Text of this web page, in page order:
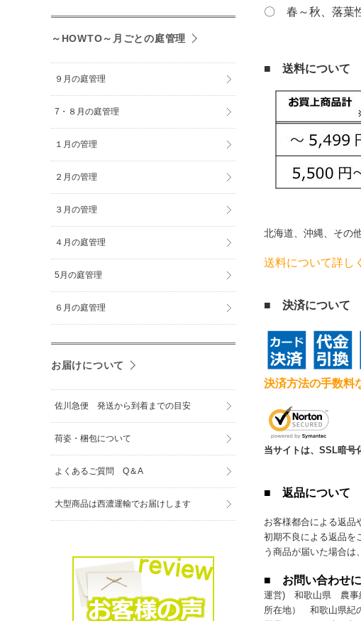
〇 春～秋、落葉
■ 送料について
北海道、沖縄、その
送料について詳し
■ 決済について
決済方法の手数料
当サイトは、SSL暗号
■ 返品について
お客様都合による返品
初期不良による返品を
う商品が届いた場合は
■ お問い合わせ
運営) 和歌山県 農事
所在地） 和歌山県
～HOWTO～月ごとの庭管理
９月の庭管理
7・８月の庭管理
１月の管理
２月の管理
３月の管理
４月の庭管理
5月の庭管理
６月の庭管理
お届けについて
佐川急便 発送から到着までの目安
荷姿・梱包について
よくあるご質問 Q＆A
大型商品は西濃運輸でお届けします